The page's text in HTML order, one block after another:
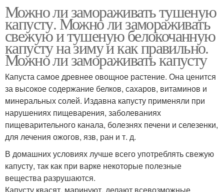
Можно ли замораживать тушеную
капусту. Можно ли замораживать
свежую и тушеную белокочанную
капусту на зиму и как правильно.
Можно ли замораживать капусту
Капуста самое древнее овощное растение. Она ценится
за высокое содержание белков, сахаров, витаминов и
минеральных солей. Издавна капусту применяли при
нарушениях пищеварения, заболеваниях
пищеварительного канала, болезнях печени и селезенки,
для лечения ожогов, язв, ран и т. д.
В домашних условиях лучше всего употреблять свежую
капусту, так как при варке некоторые полезные
вещества разрушаются.